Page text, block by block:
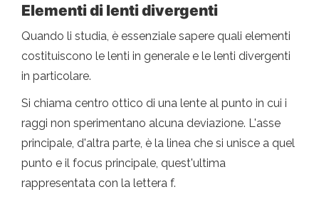
Elementi di lenti divergenti
Quando li studia, è essenziale sapere quali elementi
costituiscono le lenti in generale e le lenti divergenti
in particolare.
Si chiama centro ottico di una lente al punto in cui i
raggi non sperimentano alcuna deviazione. L'asse
principale, d'altra parte, è la linea che si unisce a quel
punto e il focus principale, quest'ultima
rappresentata con la lettera f.